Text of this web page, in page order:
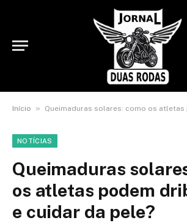
Início » Queimaduras solares: como os atletas podem
NOTÍCIAS
Queimaduras
os atletas podem
e cuidar da pele?